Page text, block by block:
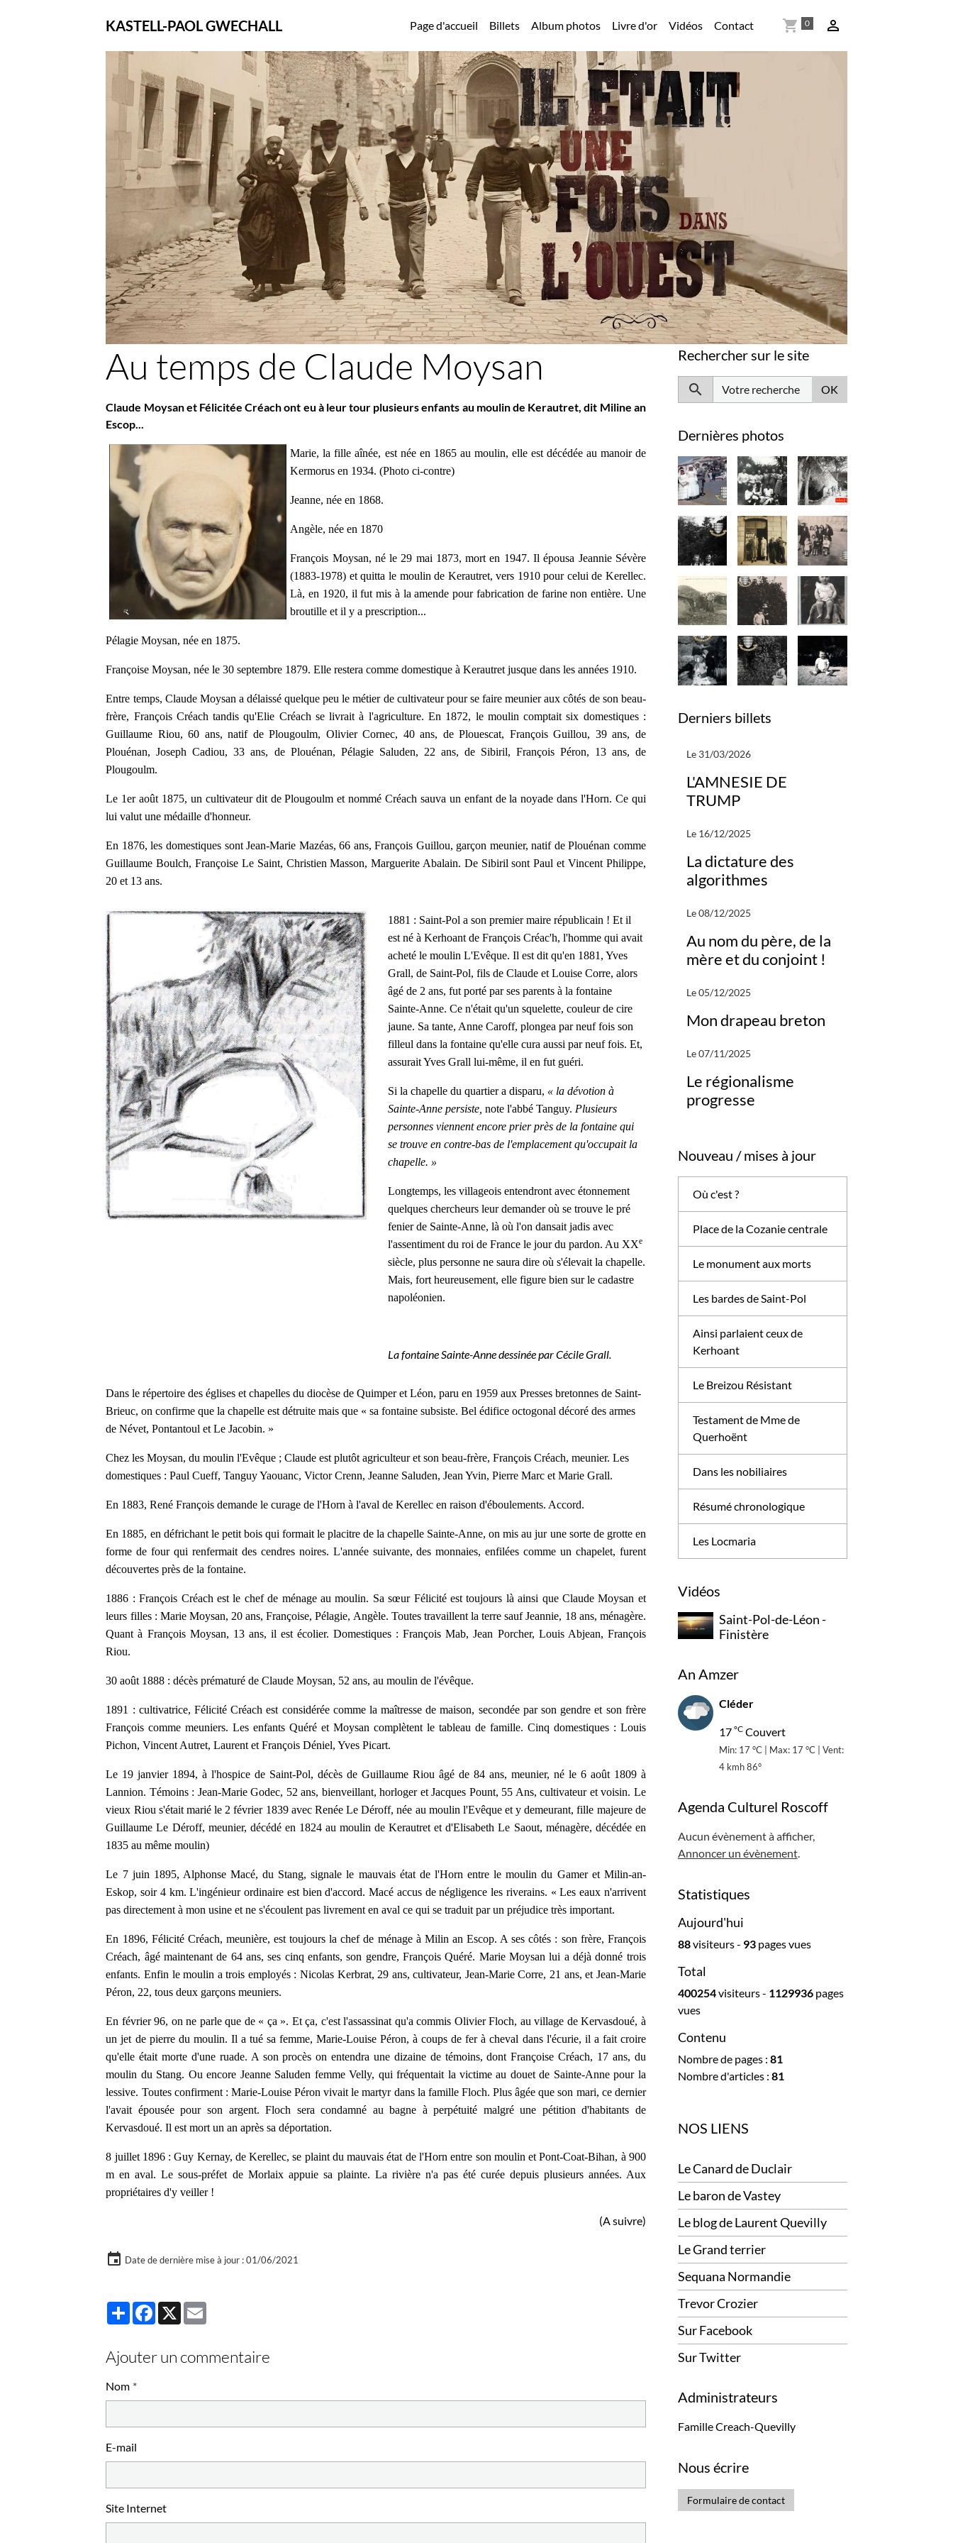
KASTELL-PAOL GWECHALL Page d'accueil Billets Album photos Livre d'or Vidéos Contact 0
Au temps de Claude Moysan
Claude Moysan et Félicitée Créach ont eu à leur tour plusieurs enfants au moulin de Kerautret, dit Miline an
Escop...
Marie, la fille aînée, est née en 1865 au moulin, elle est décédée au manoir de
Kermorus en 1934. (Photo ci-contre)
Jeanne, née en 1868.
Angèle, née en 1870
François Moysan, né le 29 mai 1873, mort en 1947. Il épousa Jeannie Sévère
(1883-1978) et quitta le moulin de Kerautret, vers 1910 pour celui de Kerellec.
Là, en 1920, il fut mis à la amende pour fabrication de farine non entière. Une
broutille et il y a prescription...
Pélagie Moysan, née en 1875.
Françoise Moysan, née le 30 septembre 1879. Elle restera comme domestique à Kerautret jusque dans les années 1910.
Entre temps, Claude Moysan a délaissé quelque peu le métier de cultivateur pour se faire meunier aux côtés de son beau-
frère, François Créach tandis qu'Elie Créach se livrait à l'agriculture. En 1872, le moulin comptait six domestiques :
Guillaume Riou, 60 ans, natif de Plougoulm, Olivier Cornec, 40 ans, de Plouescat, François Guillou, 39 ans, de
Plouénan, Joseph Cadiou, 33 ans, de Plouénan, Pélagie Saluden, 22 ans, de Sibiril, François Péron, 13 ans, de
Plougoulm.
Le 1er août 1875, un cultivateur dit de Plougoulm et nommé Créach sauva un enfant de la noyade dans l'Horn. Ce qui
lui valut une médaille d'honneur.
En 1876, les domestiques sont Jean-Marie Mazéas, 66 ans, François Guillou, garçon meunier, natif de Plouénan comme
Guillaume Boulch, Françoise Le Saint, Christien Masson, Marguerite Abalain. De Sibiril sont Paul et Vincent Philippe,
20 et 13 ans.
1881 : Saint-Pol a son premier maire républicain ! Et il
est né à Kerhoant de François Créac'h, l'homme qui avait
acheté le moulin L'Evêque. Il est dit qu'en 1881, Yves
Grall, de Saint-Pol, fils de Claude et Louise Corre, alors
âgé de 2 ans, fut porté par ses parents à la fontaine
Sainte-Anne. Ce n'était qu'un squelette, couleur de cire
jaune. Sa tante, Anne Caroff, plongea par neuf fois son
filleul dans la fontaine qu'elle cura aussi par neuf fois. Et,
assurait Yves Grall lui-même, il en fut guéri.
Si la chapelle du quartier a disparu, « la dévotion à
Sainte-Anne persiste, note l'abbé Tanguy. Plusieurs
personnes viennent encore prier près de la fontaine qui
se trouve en contre-bas de l'emplacement qu'occupait la
chapelle. »
Longtemps, les villageois entendront avec étonnement
quelques chercheurs leur demander où se trouve le pré
fenier de Sainte-Anne, là où l'on dansait jadis avec
l'assentiment du roi de France le jour du pardon. Au XXe
siècle, plus personne ne saura dire où s'élevait la chapelle.
Mais, fort heureusement, elle figure bien sur le cadastre
napoléonien.
La fontaine Sainte-Anne dessinée par Cécile Grall.
Dans le répertoire des églises et chapelles du diocèse de Quimper et Léon, paru en 1959 aux Presses bretonnes de Saint-
Brieuc, on confirme que la chapelle est détruite mais que « sa fontaine subsiste. Bel édifice octogonal décoré des armes
de Névet, Pontantoul et Le Jacobin. »
Chez les Moysan, du moulin l'Evêque ; Claude est plutôt agriculteur et son beau-frère, François Créach, meunier. Les
domestiques : Paul Cueff, Tanguy Yaouanc, Victor Crenn, Jeanne Saluden, Jean Yvin, Pierre Marc et Marie Grall.
En 1883, René François demande le curage de l'Horn à l'aval de Kerellec en raison d'éboulements. Accord.
En 1885, en défrichant le petit bois qui formait le placitre de la chapelle Sainte-Anne, on mis au jur une sorte de grotte en
forme de four qui renfermait des cendres noires. L'année suivante, des monnaies, enfilées comme un chapelet, furent
découvertes près de la fontaine.
1886 : François Créach est le chef de ménage au moulin. Sa sœur Félicité est toujours là ainsi que Claude Moysan et
leurs filles : Marie Moysan, 20 ans, Françoise, Pélagie, Angèle. Toutes travaillent la terre sauf Jeannie, 18 ans, ménagère.
Quant à François Moysan, 13 ans, il est écolier. Domestiques : François Mab, Jean Porcher, Louis Abjean, François
Riou.
30 août 1888 : décès prématuré de Claude Moysan, 52 ans, au moulin de l'évêque.
1891 : cultivatrice, Félicité Créach est considérée comme la maîtresse de maison, secondée par son gendre et son frère
François comme meuniers. Les enfants Quéré et Moysan complètent le tableau de famille. Cinq domestiques : Louis
Pichon, Vincent Autret, Laurent et François Déniel, Yves Picart.
Le 19 janvier 1894, à l'hospice de Saint-Pol, décès de Guillaume Riou âgé de 84 ans, meunier, né le 6 août 1809 à
Lannion. Témoins : Jean-Marie Godec, 52 ans, bienveillant, horloger et Jacques Pount, 55 Ans, cultivateur et voisin. Le
vieux Riou s'était marié le 2 février 1839 avec Renée Le Déroff, née au moulin l'Evêque et y demeurant, fille majeure de
Guillaume Le Déroff, meunier, décédé en 1824 au moulin de Kerautret et d'Elisabeth Le Saout, ménagère, décédée en
1835 au même moulin)
Le 7 juin 1895, Alphonse Macé, du Stang, signale le mauvais état de l'Horn entre le moulin du Gamer et Milin-an-
Eskop, soir 4 km. L'ingénieur ordinaire est bien d'accord. Macé accus de négligence les riverains. « Les eaux n'arrivent
pas directement à mon usine et ne s'écoulent pas livrement en aval ce qui se traduit par un préjudice très important.
En 1896, Félicité Créach, meunière, est toujours la chef de ménage à Milin an Escop. A ses côtés : son frère, François
Créach, âgé maintenant de 64 ans, ses cinq enfants, son gendre, François Quéré. Marie Moysan lui a déjà donné trois
enfants. Enfin le moulin a trois employés : Nicolas Kerbrat, 29 ans, cultivateur, Jean-Marie Corre, 21 ans, et Jean-Marie
Péron, 22, tous deux garçons meuniers.
En février 96, on ne parle que de « ça ». Et ça, c'est l'assassinat qu'a commis Olivier Floch, au village de Kervasdoué, à
un jet de pierre du moulin. Il a tué sa femme, Marie-Louise Péron, à coups de fer à cheval dans l'écurie, il a fait croire
qu'elle était morte d'une ruade. A son procès on entendra une dizaine de témoins, dont Françoise Créach, 17 ans, du
moulin du Stang. Ou encore Jeanne Saluden femme Velly, qui fréquentait la victime au douet de Sainte-Anne pour la
lessive. Toutes confirment : Marie-Louise Péron vivait le martyr dans la famille Floch. Plus âgée que son mari, ce dernier
l'avait épousée pour son argent. Floch sera condamné au bagne à perpétuité malgré une pétition d'habitants de
Kervasdoué. Il est mort un an après sa déportation.
8 juillet 1896 : Guy Kernay, de Kerellec, se plaint du mauvais état de l'Horn entre son moulin et Pont-Coat-Bihan, à 900
m en aval. Le sous-préfet de Morlaix appuie sa plainte. La rivière n'a pas été curée depuis plusieurs années. Aux
propriétaires d'y veiller !
(A suivre)
Date de dernière mise à jour : 01/06/2021
PartagerFacebook
X
Ajouter un commentaire
Nom
E-mail
Site Internet
Rechercher sur le site
OK
Dernières photos
Derniers billets
Le 31/03/2026
L'AMNESIE DE
TRUMP
Le 16/12/2025
La dictature des
algorithmes
Le 08/12/2025
Au nom du père, de la
mère et du conjoint !
Le 05/12/2025
Mon drapeau breton
Le 07/11/2025
Le régionalisme
progresse
Nouveau / mises à jour
Où c'est ?
Place de la Cozanie centrale
Le monument aux morts
Les bardes de Saint-Pol
Ainsi parlaient ceux de
Kerhoant
Le Breizou Résistant
Testament de Mme de
Querhoënt
Dans les nobiliaires
Résumé chronologique
Les Locmaria
Vidéos
Saint-Pol-de-Léon -
Finistère
An Amzer
Cléder
17 °CCouvert
Min: 17 °C | Max: 17 °C | Vent:
4 kmh 86°
Agenda Culturel Roscoff
Aucun évènement à afficher,
Annoncer un évènement.
Statistiques
Aujourd'hui
88visiteurs - 93pages vues
Total
400254visiteurs - 1129936pages
vues
Contenu
Nombre de pages : 81
Nombre d'articles : 81
NOS LIENS
Le Canard de Duclair
Le baron de Vastey
Le blog de Laurent Quevilly
Le Grand terrier
Sequana Normandie
Trevor Crozier
Sur Facebook
Sur Twitter
Administrateurs
Famille Creach-Quevilly
Nous écrire
Formulaire de contact